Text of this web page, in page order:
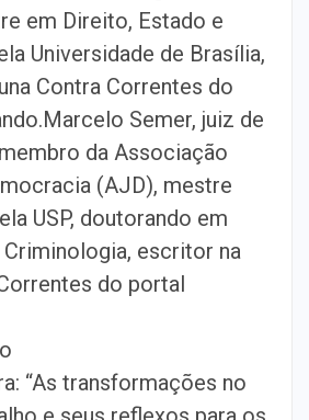
em Direito, Estado e
Universidade de Brasília,
Contra Correntes do
Semer, juiz de
da Associação
(AJD), mestre
USP, doutorando em
escritor na
do portal
“As transformações no